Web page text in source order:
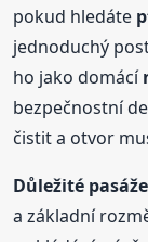
pokud hledáte
jednoduchý
ho jako domácí
bezpečnostní
čistit a otvor
Důležité
a základní